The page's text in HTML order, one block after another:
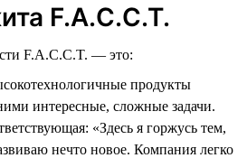
F.A.C.C.T.
F.A.C.C.T. — это:
продукты
интересные, сложные задачи.
«Здесь я горжусь тем,
нечто новое. Компания легко